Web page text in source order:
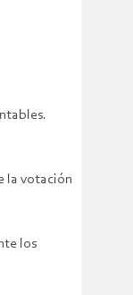
la votación
los